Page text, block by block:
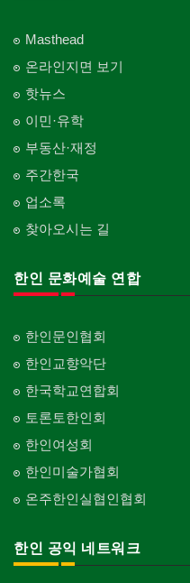
Masthead
온라인지면 보기
핫뉴스
이민·유학
부동산·재정
주간한국
업소록
찾아오시는 길
한인 문화예술 연합
한인문인협회
한인교향악단
한국학교연합회
토론토한인회
한인여성회
한인미술가협회
온주한인실협인협회
한인 공익 네트워크